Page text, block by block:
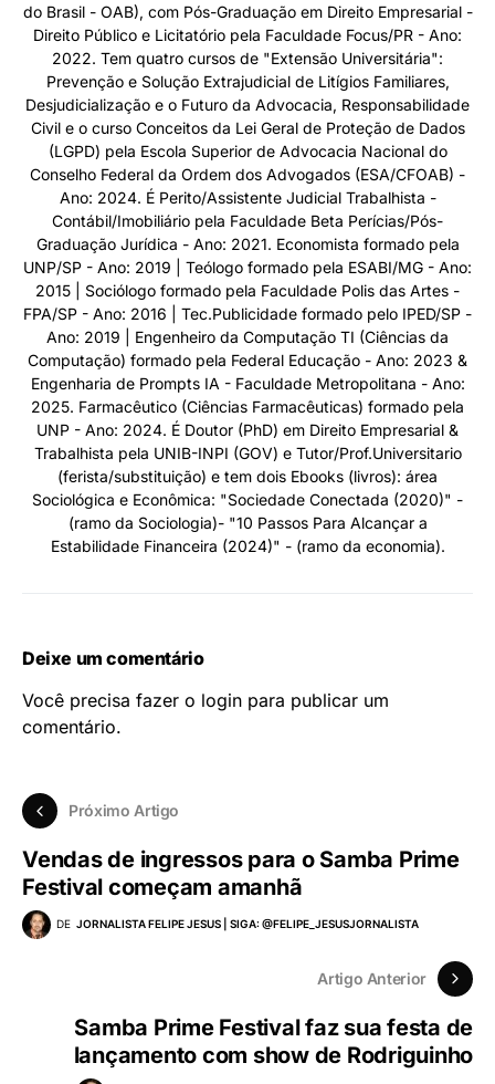
do Brasil - OAB), com Pós-Graduação em Direito Empresarial -
Direito Público e Licitatório pela Faculdade Focus/PR - Ano:
2022. Tem quatro cursos de "Extensão Universitária":
Prevenção e Solução Extrajudicial de Litígios Familiares,
Desjudicialização e o Futuro da Advocacia, Responsabilidade
Civil e o curso Conceitos da Lei Geral de Proteção de Dados
(LGPD) pela Escola Superior de Advocacia Nacional do
Conselho Federal da Ordem dos Advogados (ESA/CFOAB) -
Ano: 2024. É Perito/Assistente Judicial Trabalhista -
Contábil/Imobiliário pela Faculdade Beta Perícias/Pós-
Graduação Jurídica - Ano: 2021. Economista formado pela
UNP/SP - Ano: 2019 | Teólogo formado pela ESABI/MG - Ano:
2015 | Sociólogo formado pela Faculdade Polis das Artes -
FPA/SP - Ano: 2016 | Tec.Publicidade formado pelo IPED/SP -
Ano: 2019 | Engenheiro da Computação TI (Ciências da
Computação) formado pela Federal Educação - Ano: 2023 &
Engenharia de Prompts IA - Faculdade Metropolitana - Ano:
2025. Farmacêutico (Ciências Farmacêuticas) formado pela
UNP - Ano: 2024. É Doutor (PhD) em Direito Empresarial &
Trabalhista pela UNIB-INPI (GOV) e Tutor/Prof.Universitario
(ferista/substituição) e tem dois Ebooks (livros): área
Sociológica e Econômica: "Sociedade Conectada (2020)" -
(ramo da Sociologia)- "10 Passos Para Alcançar a
Estabilidade Financeira (2024)" - (ramo da economia).
Deixe um comentário
Você precisa fazer o login para publicar um
comentário.
Próximo Artigo
Vendas de ingressos para o Samba Prime
Festival começam amanhã
DE JORNALISTA FELIPE JESUS | SIGA: @FELIPE_JESUSJORNALISTA
Artigo Anterior
Samba Prime Festival faz sua festa de
lançamento com show de Rodriguinho